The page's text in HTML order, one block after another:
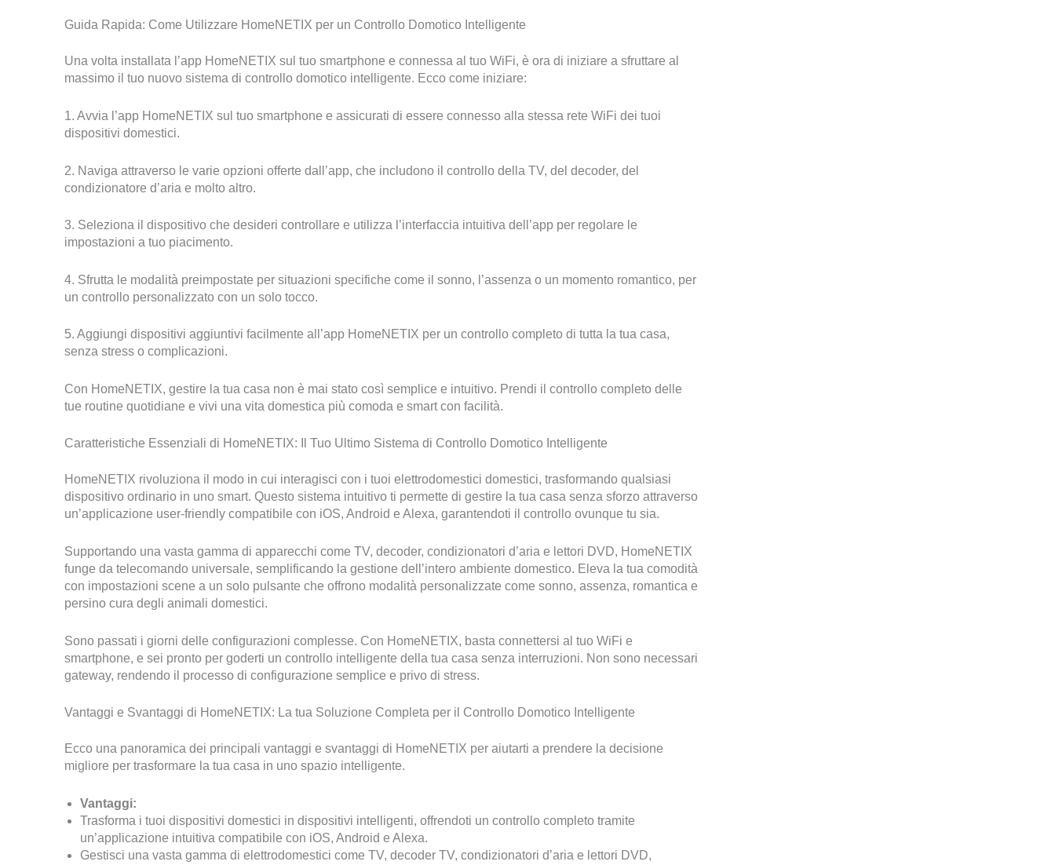
Guida Rapida: Come Utilizzare HomeNETIX per un Controllo Domotico Intelligente
Una volta installata l’app HomeNETIX sul tuo smartphone e connessa al tuo WiFi, è ora di iniziare a sfruttare al
massimo il tuo nuovo sistema di controllo domotico intelligente. Ecco come iniziare:
1. Avvia l’app HomeNETIX sul tuo smartphone e assicurati di essere connesso alla stessa rete WiFi dei tuoi
dispositivi domestici.
2. Naviga attraverso le varie opzioni offerte dall’app, che includono il controllo della TV, del decoder, del
condizionatore d’aria e molto altro.
3. Seleziona il dispositivo che desideri controllare e utilizza l’interfaccia intuitiva dell’app per regolare le
impostazioni a tuo piacimento.
4. Sfrutta le modalità preimpostate per situazioni specifiche come il sonno, l’assenza o un momento romantico, per
un controllo personalizzato con un solo tocco.
5. Aggiungi dispositivi aggiuntivi facilmente all’app HomeNETIX per un controllo completo di tutta la tua casa,
senza stress o complicazioni.
Con HomeNETIX, gestire la tua casa non è mai stato così semplice e intuitivo. Prendi il controllo completo delle
tue routine quotidiane e vivi una vita domestica più comoda e smart con facilità.
Caratteristiche Essenziali di HomeNETIX: Il Tuo Ultimo Sistema di Controllo Domotico Intelligente
HomeNETIX rivoluziona il modo in cui interagisci con i tuoi elettrodomestici domestici, trasformando qualsiasi
dispositivo ordinario in uno smart. Questo sistema intuitivo ti permette di gestire la tua casa senza sforzo attraverso
un’applicazione user-friendly compatibile con iOS, Android e Alexa, garantendoti il controllo ovunque tu sia.
Supportando una vasta gamma di apparecchi come TV, decoder, condizionatori d’aria e lettori DVD, HomeNETIX
funge da telecomando universale, semplificando la gestione dell’intero ambiente domestico. Eleva la tua comodità
con impostazioni scene a un solo pulsante che offrono modalità personalizzate come sonno, assenza, romantica e
persino cura degli animali domestici.
Sono passati i giorni delle configurazioni complesse. Con HomeNETIX, basta connettersi al tuo WiFi e
smartphone, e sei pronto per goderti un controllo intelligente della tua casa senza interruzioni. Non sono necessari
gateway, rendendo il processo di configurazione semplice e privo di stress.
Vantaggi e Svantaggi di HomeNETIX: La tua Soluzione Completa per il Controllo Domotico Intelligente
Ecco una panoramica dei principali vantaggi e svantaggi di HomeNETIX per aiutarti a prendere la decisione
migliore per trasformare la tua casa in uno spazio intelligente.
Vantaggi:
Trasforma i tuoi dispositivi domestici in dispositivi intelligenti, offrendoti un controllo completo tramite
un’applicazione intuitiva compatibile con iOS, Android e Alexa.
Gestisci una vasta gamma di elettrodomestici come TV, decoder TV, condizionatori d’aria e lettori DVD,